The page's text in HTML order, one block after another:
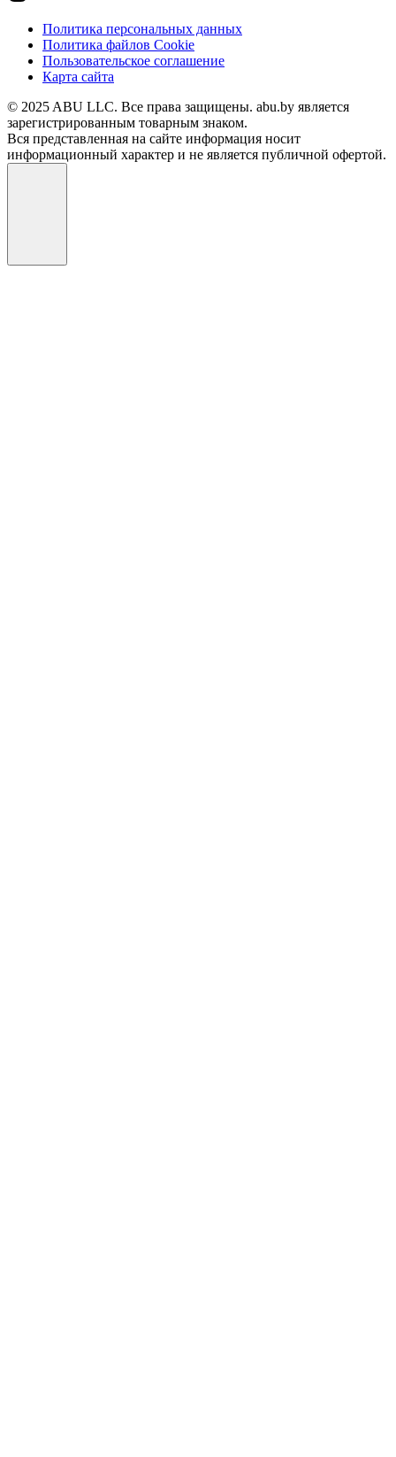
Политика персональных данных
Политика файлов Cookie
Пользовательское соглашение
Карта сайта
© 2025 ABU LLC. Все права защищены. abu.by является
зарегистрированным товарным знаком.
Вся представленная на сайте информация носит
информационный характер и не является публичной офертой.